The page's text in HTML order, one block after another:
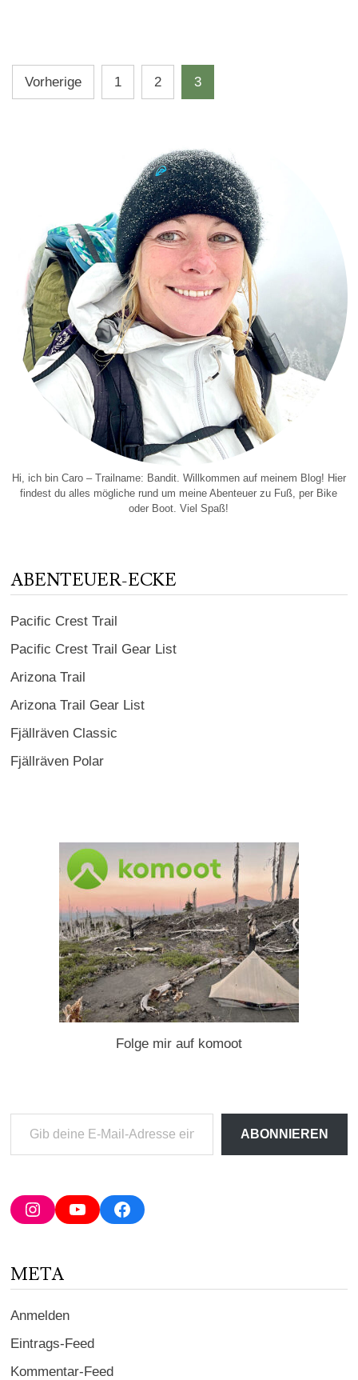
Beitragsnavigation
Vorherige 1 2 3
Hi, ich bin Caro – Trailname: Bandit. Willkommen auf meinem Blog! Hier
findest du alles mögliche rund um meine Abenteuer zu Fuß, per Bike
oder Boot. Viel Spaß!
ABENTEUER-ECKE
Pacific Crest Trail
Pacific Crest Trail Gear List
Arizona Trail
Arizona Trail Gear List
Fjällräven Classic
Fjällräven Polar
Folge mir auf komoot
deine
Adresse
ein ...
ABONNIEREN
Instagram
YouTubeFacebook
META
Anmelden
Eintrags-Feed
Kommentar-Feed